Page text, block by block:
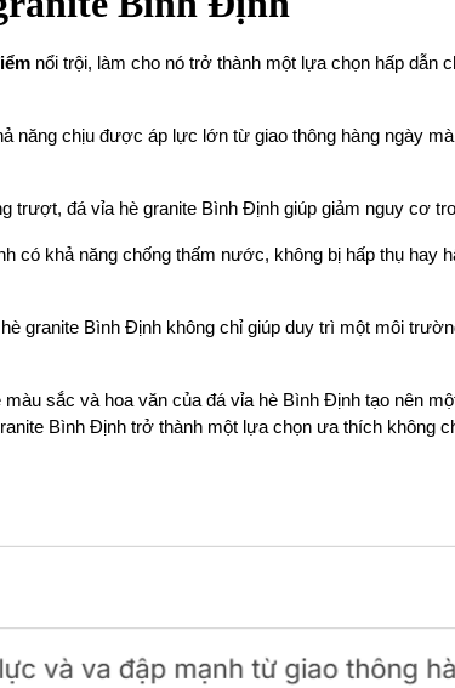
nổi trội, làm cho nó trở thành một lựa chọn hấp dẫn
năng chịu được áp lực lớn từ giao thông hàng ngày
trượt, đá vỉa hè granite Bình Định giúp giảm nguy cơ
có khả năng chống thấm nước, không bị hấp thụ hay
granite Bình Định không chỉ giúp duy trì một môi
sắc và hoa văn của đá vỉa hè Bình Định tạo nên
Bình Định trở thành một lựa chọn ưa thích không